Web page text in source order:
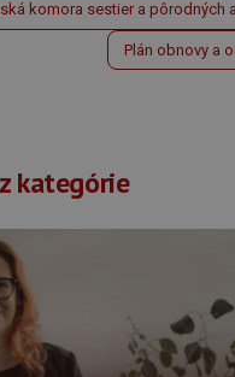
komora sestier a pôrodných
Plán obnovy a
kategórie